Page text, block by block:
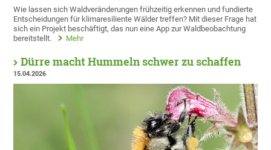
Wie lassen sich Waldveränderungen frühzeitig erkennen und fundierte
Entscheidungen für klimaresiliente Wälder treffen? Mit dieser Frage hat
sich ein Projekt beschäftigt, das nun eine App zur Waldbeobachtung
bereitstellt.
Mehr
Dürre macht Hummeln schwer zu schaffen
15.04.2026